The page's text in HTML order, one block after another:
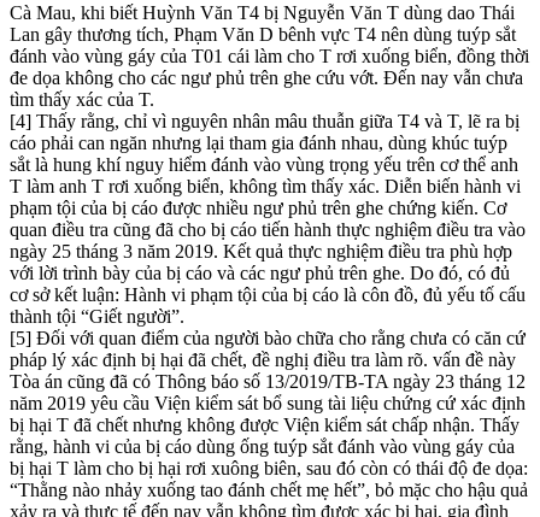
Cà Mau, khi biết Huỳnh Văn T4 bị Nguyễn Văn T dùng dao Thái
Lan gây thương tích, Phạm Văn D bênh vực T4 nên dùng tuýp sắt
đánh vào vùng gáy của T01 cái làm cho T rơi xuống biển, đồng thời
đe dọa không cho các ngư phủ trên ghe cứu vớt. Đến nay vẫn chưa
tìm thấy xác của T.
[4] Thấy rằng, chỉ vì nguyên nhân mâu thuẫn giữa T4 và T, lẽ ra bị
cáo phải can ngăn nhưng lại tham gia đánh nhau, dùng khúc tuýp
sắt là hung khí nguy hiểm đánh vào vùng trọng yếu trên cơ thể anh
T làm anh T rơi xuống biển, không tìm thấy xác. Diễn biến hành vi
phạm tội của bị cáo được nhiều ngư phủ trên ghe chứng kiến. Cơ
quan điều tra cũng đã cho bị cáo tiến hành thực nghiệm điều tra vào
ngày 25 tháng 3 năm 2019. Kết quả thực nghiệm điều tra phù hợp
với lời trình bày của bị cáo và các ngư phủ trên ghe. Do đó, có đủ
cơ sở kết luận: Hành vi phạm tội của bị cáo là côn đồ, đủ yếu tố cấu
thành tội “Giết người”.
[5] Đối với quan điểm của người bào chữa cho rằng chưa có căn cứ
pháp lý xác định bị hại đã chết, đề nghị điều tra làm rõ. vấn đề này
Tòa án cũng đã có Thông báo số 13/2019/TB-TA ngày 23 tháng 12
năm 2019 yêu cầu Viện kiểm sát bổ sung tài liệu chứng cứ xác định
bị hại T đã chết nhưng không được Viện kiểm sát chấp nhận. Thấy
rằng, hành vi của bị cáo dùng ống tuýp sắt đánh vào vùng gáy của
bị hại T làm cho bị hại rơi xuông biên, sau đó còn có thái độ đe dọa:
“Thằng nào nhảy xuống tao đánh chết mẹ hết”, bỏ mặc cho hậu quả
xảy ra và thực tế đến nay vẫn không tìm được xác bị hại, gia đình